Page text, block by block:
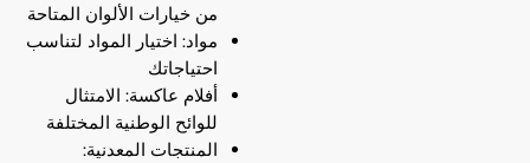
من خيارات الألوان المتاحة
مواد: اختيار المواد لتناسب
احتياجاتك
أفلام عاكسة: الامتثال
للوائح الوطنية المختلفة
المنتجات المعدنية: